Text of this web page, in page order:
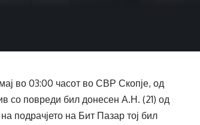
во 03:00 часот во СВР Скопје, од
со повреди бил донесен А.Н. (21) од
подрачјето на Бит Пазар тој бил